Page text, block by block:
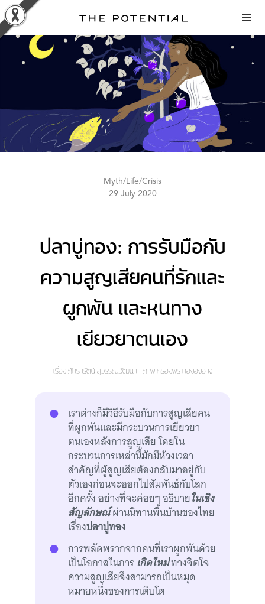
Skip
to
content
Myth/Life/Crisis
29 July 2020
ปลาบู่ทอง: การรับมือกับ
ความสูญเสียคนที่รักและ
ผูกพัน และหนทาง
เยียวยาตนเอง
เรื่อง ภัทรารัตน์ สุวรรณวัฒนา ภาพ กรองพร ทององอาจ
เราต่างก็มีวิธีรับมือกับการสูญเสียคน
ที่ผูกพันและมีกระบวนการเยียวยา
ตนเองหลังการสูญเสีย โดยใน
กระบวนการเหล่านี้มักมีห้วงเวลา
สำคัญที่ผู้สูญเสียต้องกลับมาอยู่กับ
ตัวเองก่อนจะออกไปสัมพันธ์กับโลก
อีกครั้ง อย่างที่จะค่อยๆ อธิบายในเชิง
สัญลักษณ์ผ่านนิทานพื้นบ้านของไทย
เรื่องปลาบู่ทอง
การพลัดพรากจากคนที่เราผูกพันด้วย
เป็นโอกาสในการ เกิดใหม่ทางจิตใจ
ความสูญเสียจึงสามารถเป็นหมุด
หมายหนึ่งของการเติบโต